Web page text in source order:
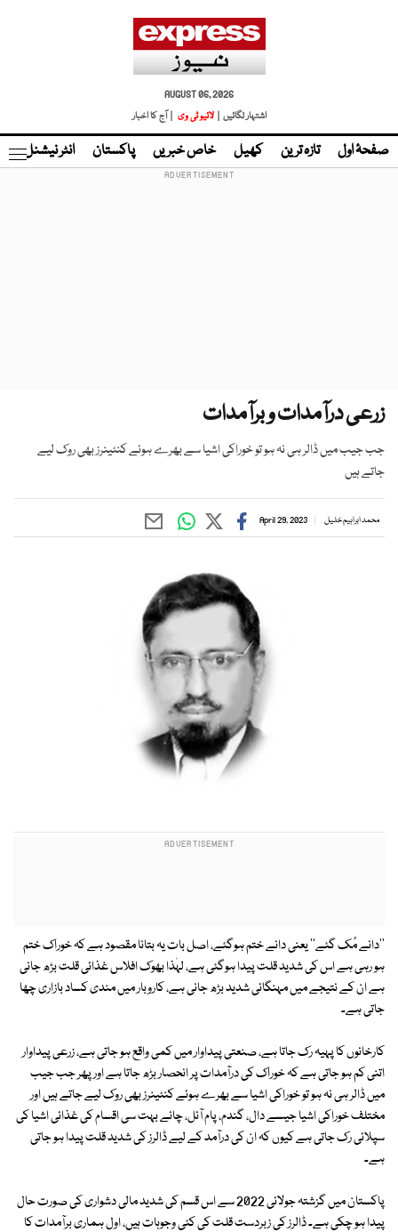
AUGUST 06, 2026
اشتہار لگائیں |
لائیو ٹی وی | آج کا اخبار
صفحۂ اول تازہ ترین کھیل خاص خبریں پاکستان انٹر نیشنل
زرعی درآمدات و برآمدات
جب جیب میں ڈالر ہی نہ ہو تو خوراکی اشیا سے بھرے ہوئے کنٹینرز بھی روک لیے
جاتے ہیں
محمد ابراہیم خلیل April 29, 2023
''دانے مُک گئے'' یعنی دانے ختم ہوگئے، اصل بات یہ بتانا مقصود ہے کہ خوراک ختم
ہو رہی ہے اس کی شدید قلت پیدا ہوگئی ہے، لہٰذا بھوک افلاس غذائی قلت بڑھ جانی
ہے ان کے نتیجے میں مہنگائی شدید بڑھ جانی ہے، کاروبار میں مندی کساد بازاری چھا
جاتی ہے۔
کارخانوں کا پہیہ رک جاتا ہے، صنعتی پیداوار میں کمی واقع ہو جاتی ہے، زرعی پیداوار
اتنی کم ہو جاتی ہے کہ خوراک کی درآمدات پر انحصار بڑھ جاتا ہے اور پھر جب جیب
میں ڈالر ہی نہ ہو تو خوراکی اشیا سے بھرے ہوئے کنٹینرز بھی روک لیے جاتے ہیں اور
مختلف خوراکی اشیا جیسے دال، گندم، پام آئل، چائے بہت سی اقسام کی غذائی اشیا کی
سپلائی رک جاتی ہے کیوں کہ ان کی درآمد کے لیے ڈالرز کی شدید قلت پیدا ہو جاتی
ہے۔
پاکستان میں گزشتہ جولائی 2022 سے اس قسم کی شدید مالی دشواری کی صورت حال
پیدا ہو چکی ہے۔ ڈالرز کی زبردست قلت کی کئی وجوہات ہیں، اول ہماری برآمدات کا